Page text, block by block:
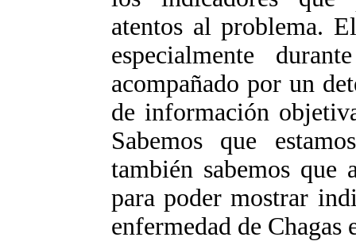
atentos al problema.
especialmente
acompañado por un
de información
Sabemos que
también sabemos
para poder mostrar
enfermedad de Chagas